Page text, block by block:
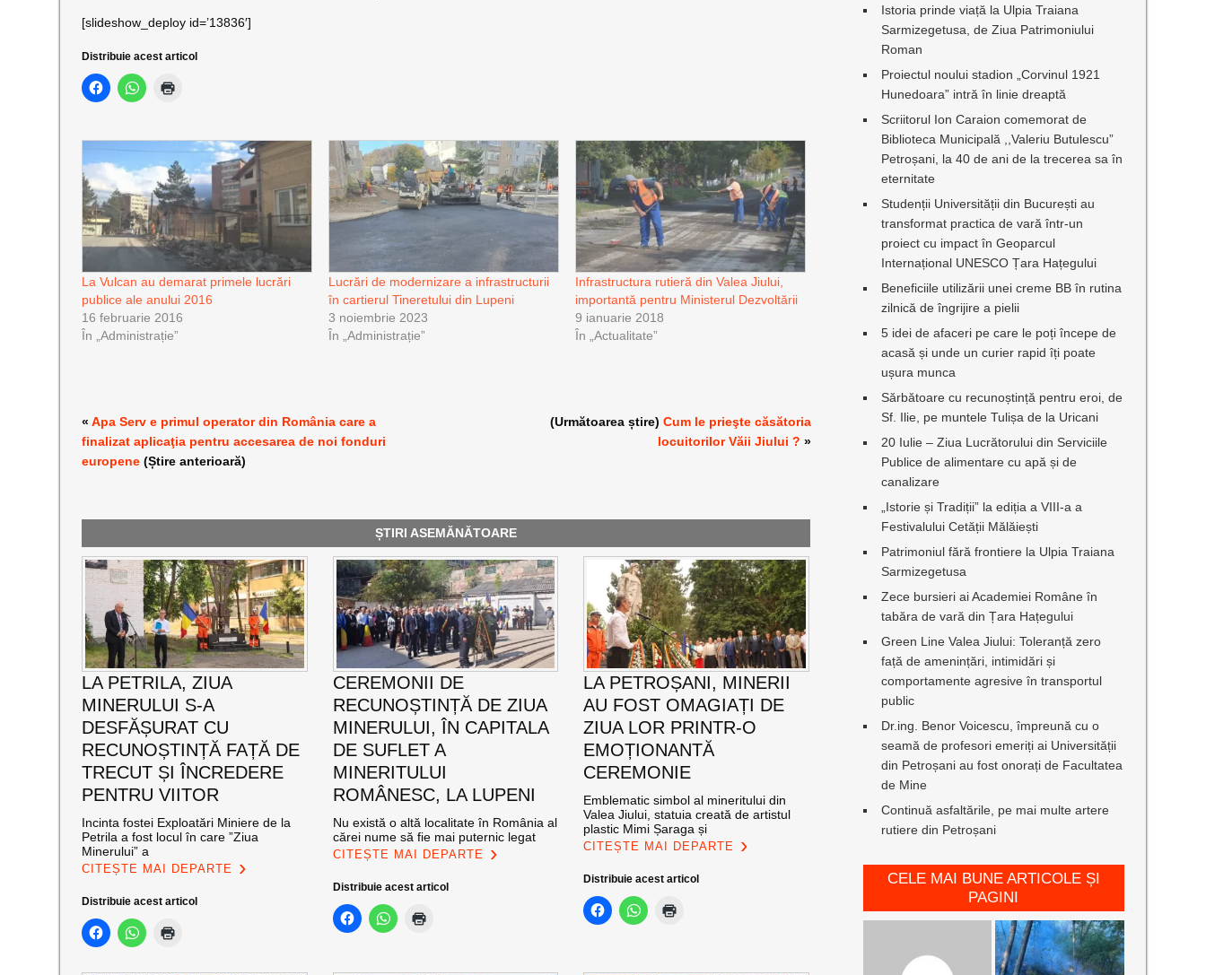
[slideshow_deploy id=’13836′]
Distribuie acest articol
La Vulcan au demarat primele lucrări
publice ale anului 2016
16 februarie 2016
În „Administrație”
Lucrări de modernizare a infrastructurii
în cartierul Tineretului din Lupeni
3 noiembrie 2023
În „Administrație”
Infrastructura rutieră din Valea Jiului,
importantă pentru Ministerul Dezvoltării
9 ianuarie 2018
În „Actualitate”
«Apa Serv e primul operator din România care a
finalizat aplicaţia pentru accesarea de noi fonduri
europene (Știre anterioară)
(Următoarea știre)Cum le prieşte căsătoria
locuitorilor Văii Jiului ? »
ȘTIRI ASEMĂNĂTOARE
LA PETRILA, ZIUA
MINERULUI S-A
DESFĂȘURAT CU
RECUNOȘTINȚĂ FAȚĂ DE
TRECUT ȘI ÎNCREDERE
PENTRU VIITOR
Incinta fostei Exploatări Miniere de la
Petrila a fost locul în care ”Ziua
Minerului” a
CITEȘTE MAI DEPARTE
Distribuie acest articol
CEREMONII DE
RECUNOȘTINȚĂ DE ZIUA
MINERULUI, ÎN CAPITALA
DE SUFLET A
MINERITULUI
ROMÂNESC, LA LUPENI
Nu există o altă localitate în România al
cărei nume să fie mai puternic legat
CITEȘTE MAI DEPARTE
Distribuie acest articol
LA PETROȘANI, MINERII
AU FOST OMAGIAȚI DE
ZIUA LOR PRINTR-O
EMOȚIONANTĂ
CEREMONIE
Emblematic simbol al mineritului din
Valea Jiului, statuia creată de artistul
plastic Mimi Șaraga și
CITEȘTE MAI DEPARTE
Distribuie acest articol
Istoria prinde viață la Ulpia Traiana
Sarmizegetusa, de Ziua Patrimoniului
Roman
Proiectul noului stadion „Corvinul 1921
Hunedoara” intră în linie dreaptă
Scriitorul Ion Caraion comemorat de
Biblioteca Municipală ,,Valeriu Butulescu”
Petroșani, la 40 de ani de la trecerea sa în
eternitate
Studenții Universității din București au
transformat practica de vară într-un
proiect cu impact în Geoparcul
Internațional UNESCO Țara Hațegului
Beneficiile utilizării unei creme BB în rutina
zilnică de îngrijire a pielii
5 idei de afaceri pe care le poți începe de
acasă și unde un curier rapid îți poate
ușura munca
Sărbătoare cu recunoștință pentru eroi, de
Sf. Ilie, pe muntele Tulișa de la Uricani
20 Iulie – Ziua Lucrătorului din Serviciile
Publice de alimentare cu apă și de
canalizare
„Istorie și Tradiții” la ediția a VIII-a a
Festivalului Cetății Mălăiești
Patrimoniul fără frontiere la Ulpia Traiana
Sarmizegetusa
Zece bursieri ai Academiei Române în
tabăra de vară din Țara Hațegului
Green Line Valea Jiului: Toleranță zero
față de amenințări, intimidări și
comportamente agresive în transportul
public
Dr.ing. Benor Voicescu, împreună cu o
seamă de profesori emeriți ai Universității
din Petroșani au fost onorați de Facultatea
de Mine
Continuă asfaltările, pe mai multe artere
rutiere din Petroșani
CELE MAI BUNE ARTICOLE ȘI
PAGINI